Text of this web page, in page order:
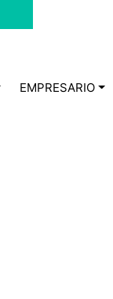
EMPRESARIO